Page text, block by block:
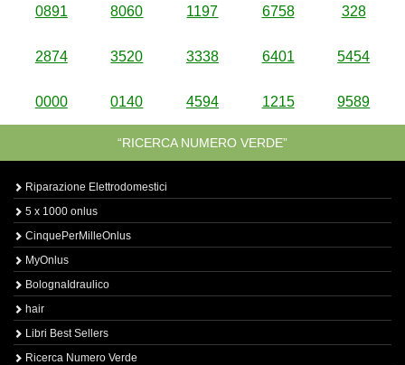
0891 8060 1197 6758 328
2874 3520 3338 6401 5454
0000 0140 4594 1215 9589
“RICERCA NUMERO VERDE”
Riparazione Elettrodomestici
5 x 1000 onlus
CinquePerMilleOnlus
MyOnlus
BolognaIdraulico
hair
Libri Best Sellers
Ricerca Numero Verde